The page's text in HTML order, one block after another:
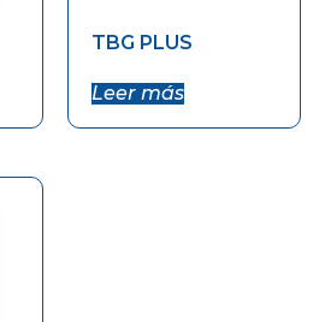
TBG PLUS
Leer más